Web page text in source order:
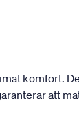
komfort.
att